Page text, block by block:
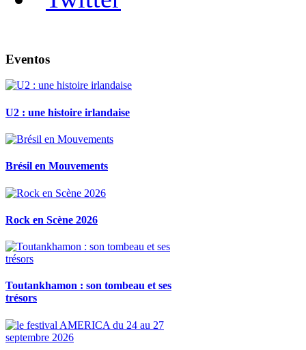
Eventos
U2 : une histoire irlandaise
Brésil en Mouvements
Rock en Scène 2026
Toutankhamon : son tombeau et ses
trésors